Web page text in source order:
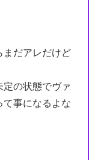
まだアレだけど
定の状態でヴァ
て事になるよな